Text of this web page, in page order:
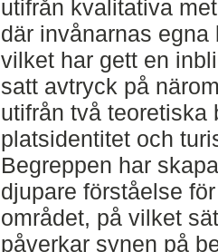
utifrån kvalitativa
där invånarnas
vilket har gett en
satt avtryck på
utifrån två teoretiska
platsidentitet och
Begreppen har
djupare förståelse
området, på vilket
påverkar synen på